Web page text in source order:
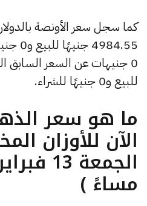
كما سجل سعر الأونصة
للبيع و0 جنيهًا للشراء.
الآن للأوزان
مساءً )